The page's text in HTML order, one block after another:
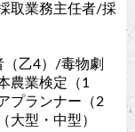
取業務主任者/採
乙4）/毒物劇
農業検定（1
プランナー（2
大型・中型）